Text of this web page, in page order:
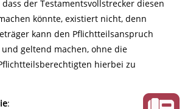
dass der Testamentsvollstrecker diesen
könnte, existiert nicht, denn
kann den Pflichtteilsanspruch
geltend machen, ohne die
hierbei zu
: